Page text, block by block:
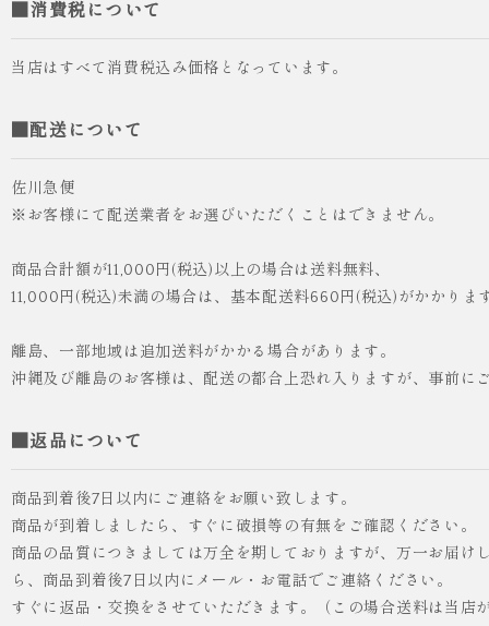
■消費税について
当店はすべて消費税込み価格となっています。
■配送について
佐川急便
※お客様にて配送業者をお選びいただくことはできません。
商品合計額が11,000円(税込)以上の場合は送料無料、
11,000円(税込)未満の場合は、基本配送料660円(税込)がかかりま
離島、一部地域は追加送料がかかる場合があります。
沖縄及び離島のお客様は、配送の都合上恐れ入りますが、事前に
■返品について
商品到着後7日以内にご連絡をお願い致します。
商品が到着しましたら、すぐに破損等の有無をご確認ください。
商品の品質につきましては万全を期しておりますが、万一お届け
ら、商品到着後7日以内にメール・お電話でご連絡ください。
すぐに返品・交換をさせていただきます。（この場合送料は当店